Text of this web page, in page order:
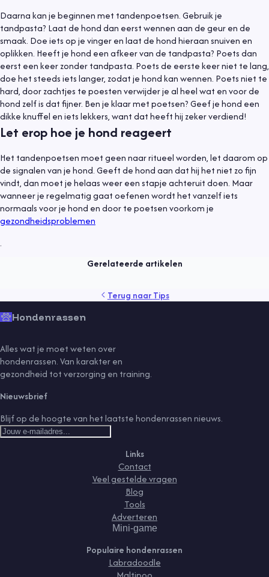
Daarna kan je beginnen met tandenpoetsen. Gebruik je
tandpasta? Laat de hond dan eerst wennen aan de geur en de
smaak. Doe iets op je vinger en laat de hond hieraan snuiven en
oplikken. Heeft je hond een afkeer van de tandpasta? Poets dan
eerst een keer zonder tandpasta. Poets de eerste keer niet te lang,
doe het steeds iets langer, zodat je hond kan wennen. Poets niet te
hard, door zachtjes te poesten verwijder je al heel wat en voor de
hond zelf is dat fijner. Ben je klaar met poetsen? Geef je hond een
dikke knuffel en iets lekkers, want dat heeft hij zeker verdiend!
Let erop hoe je hond reageert
Het tandenpoetsen moet geen naar ritueel worden, let daarom op
de signalen van je hond. Geeft de hond aan dat hij het niet zo fijn
vindt, dan moet je helaas weer een stapje achteruit doen. Maar
wanneer je regelmatig gaat oefenen wordt het vanzelf iets
normaals voor je hond en door te poetsen voorkom je
gezondheidsproblemen
.
Gerelateerde artikelen
verzekeringverzorgingvlooien
Tips 25 oktober 2021
Terug naarTips
Hondenrassen
Alles wat je moet weten over
hondenrassen. Van karakter en
gezondheid tot verzorging en training.
Nieuwsbrief
Blijf op de hoogte van het laatste hondenrassen nieuws.
Links
Contact
Veel gestelde vragen
Blog
Tools
Adverteren
Mini-game
Populaire hondenrassen
Labradoodle